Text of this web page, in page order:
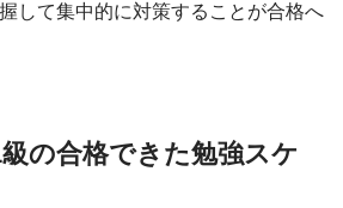
して集中的に対策することが合格へ
の合格できた勉強スケ